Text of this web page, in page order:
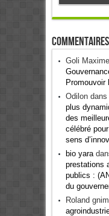
Goli Maxime
Promouvoir
Odilondans
plus
des
célébré
sens
bio yara
prestations
publics :
du
Roland